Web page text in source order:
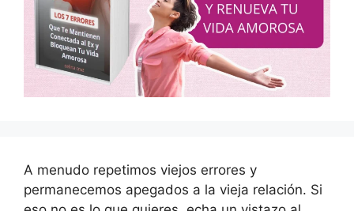
A menudo repetimos viejos errores y
permanecemos apegados a la vieja relación. Si